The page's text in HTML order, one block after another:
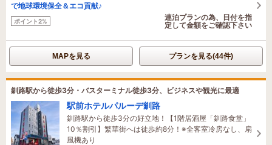
で地球環境保全＆エコ貢献♪
ポイント2%
連泊プランの為、日付を指
定して金額をご確認下さい
MAPを見る プランを見る(44件)
釧路駅から徒歩3分・バスターミナル徒歩3分、ビジネスや観光に最適
駅前ホテルパルーデ釧路
釧路駅から徒歩3分の好立地！【1階居酒屋「釧路食堂」
10％割引】繁華街へは徒歩約8分！※全客室冷房なし、扇
風機あり